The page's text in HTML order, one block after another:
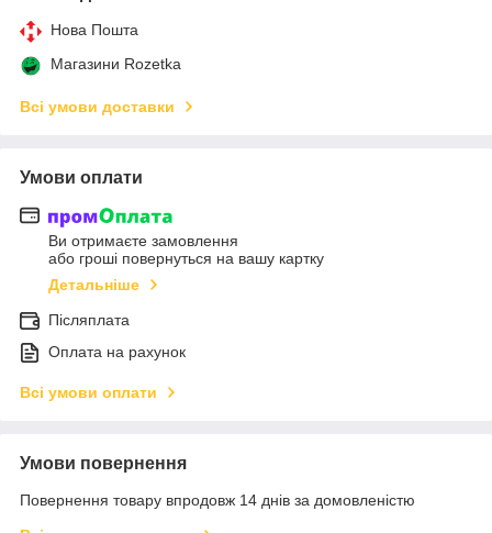
Нова Пошта
Магазини Rozetka
Всі умови доставки
Умови оплати
Ви отримаєте замовлення
або гроші повернуться на вашу картку
Детальніше
Післяплата
Оплата на рахунок
Всі умови оплати
Умови повернення
Повернення товару впродовж 14 днів за домовленістю